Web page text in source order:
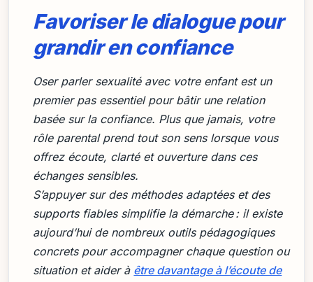
Favoriser le dialogue pour
grandir en confiance
Oser parler sexualité avec votre enfant est un
premier pas essentiel pour bâtir une relation
basée sur la confiance. Plus que jamais, votre
rôle parental prend tout son sens lorsque vous
offrez écoute, clarté et ouverture dans ces
échanges sensibles.
S’appuyer sur des méthodes adaptées et des
supports fiables simplifie la démarche : il existe
aujourd’hui de nombreux outils pédagogiques
concrets pour accompagner chaque question ou
situation et aider à être davantage à l’écoute de